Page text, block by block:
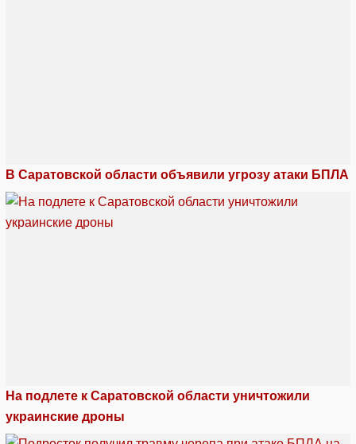
В Саратовской области объявили угрозу атаки БПЛА
На подлете к Саратовской области уничтожили
украинские дроны